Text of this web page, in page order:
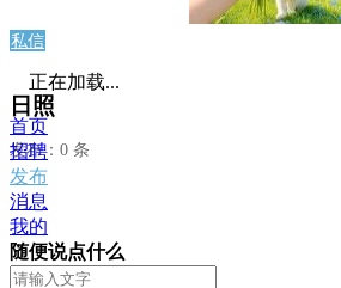
私信
日照
发布：0 条
正在加载...
首页
招聘
发布
消息
我的
随便说点什么